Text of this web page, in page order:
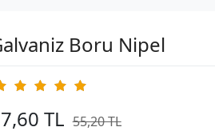
Boru Nipel
TL 55,20 TL